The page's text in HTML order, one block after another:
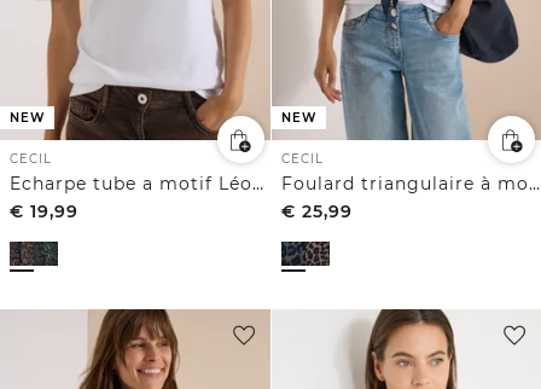
NEW
CECIL
Echarpe tube a motif Léopard
€ 19,99
NEW
CECIL
Foulard triangulaire à motif léopard
€ 25,99